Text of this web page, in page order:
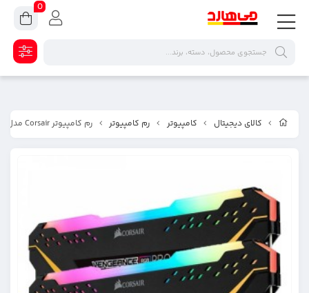
کالای دیجیتال کامپیوتر رم کامپیوتر رم کامپیوتر Corsair مدل Vengeance RGB Pro Tuf Edition Dual ظرفیت 32 گیگابایت
0